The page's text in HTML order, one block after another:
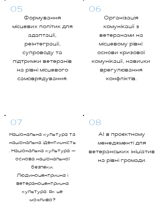
05
Формування
місцевих політик для
адаптації,
реінтеграції,
супроводу та
підтримки ветеранів
на рівні місцевого
самоврядування.
06
Організація
комунікації з
ветеранами на
місцевому рівні:
основи кризової
комунікації, навички
врегулювання
конфліктів.
07
Національна культура та
національна ідентичність
. Національна культура —
основа національної
безпеки.
Людиноцентрична і
ветераноцентрична
культура: як це
можливо?
08
АІ в проєктному
менеджменті для
ветеранських ініціатив
на рівні громади.